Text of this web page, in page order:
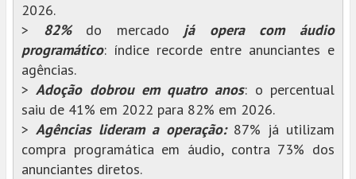
2026.
> 82%do mercado já opera com áudio
programático: índice recorde entre anunciantes e
agências.
>Adoção dobrou em quatro anos: o percentual
saiu de 41% em 2022 para 82% em 2026.
> Agências lideram a operação:87% já utilizam
compra programática em áudio, contra 73% dos
anunciantes diretos.